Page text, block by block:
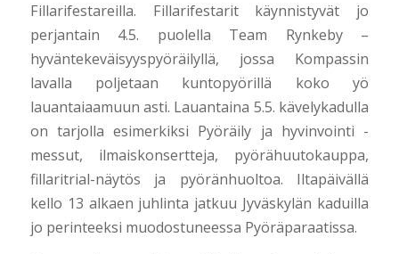
Fillarifestareilla. Fillarifestarit käynnistyvät jo
perjantain 4.5. puolella Team Rynkeby –
hyväntekeväisyyspyöräilyllä, jossa Kompassin
lavalla poljetaan kuntopyörillä koko yö
lauantaiaamuun asti. Lauantaina 5.5. kävelykadulla
on tarjolla esimerkiksi Pyöräily ja hyvinvointi -
messut, ilmaiskonsertteja, pyörähuutokauppa,
fillaritrial-näytös ja pyöränhuoltoa. Iltapäivällä
kello 13 alkaen juhlinta jatkuu Jyväskylän kaduilla
jo perinteeksi muodostuneessa Pyöräparaatissa.